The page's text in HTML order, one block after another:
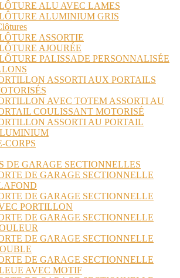
ALU AVEC LAMES
ALUMINIUM GRIS
ASSORTIE
AJOURÉE
PALISSADE PERSONNALISÉE
ASSORTI AUX PORTAILS
AVEC TOTEM ASSORTI AU
COULISSANT MOTORISÉ
ASSORTI AU PORTAIL
CORPS
DE GARAGE SECTIONNELLES
DE GARAGE SECTIONNELLE
DE GARAGE SECTIONNELLE
PORTILLON
DE GARAGE SECTIONNELLE
DE GARAGE SECTIONNELLE
DE GARAGE SECTIONNELLE
AVEC MOTIF